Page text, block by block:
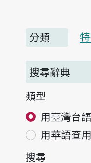
分類
搜尋辭典
類型
用臺灣台
用華語查
搜尋